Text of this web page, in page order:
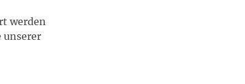
werden
unserer